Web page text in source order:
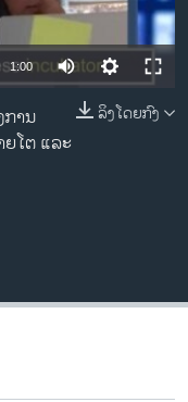
1:00
ລິງໂດຍກົງ
ການ
ໂຕ ແລະ